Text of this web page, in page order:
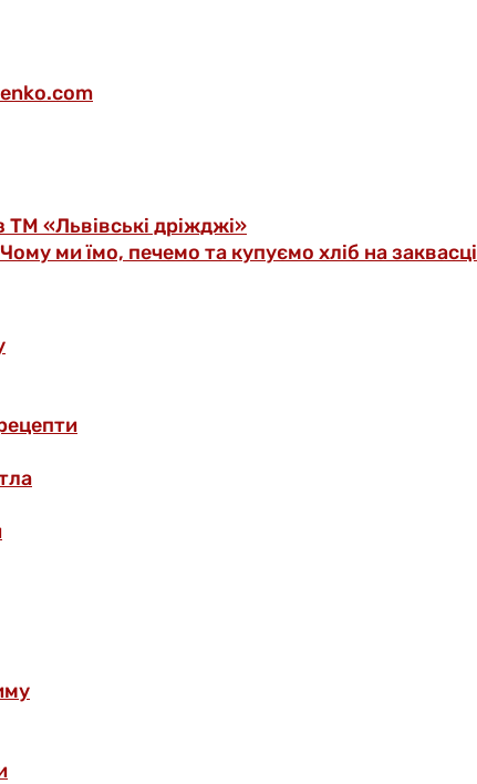
ТМ «Львівські дріжджі»
ми їмо, печемо та купуємо хліб на заквасці